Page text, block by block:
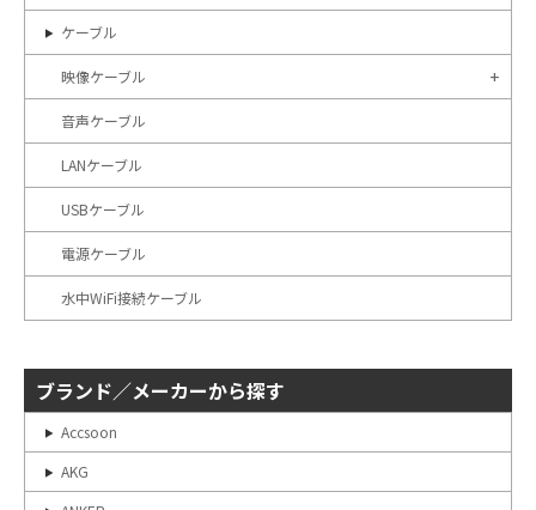
ケーブル
映像ケーブル
音声ケーブル
LANケーブル
USBケーブル
電源ケーブル
水中WiFi接続ケーブル
ブランド／メーカーから探す
Accsoon
AKG